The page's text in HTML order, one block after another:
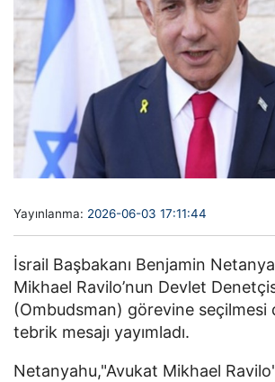
Yayınlanma: 2026-06-03 17:11:44
İsrail Başbakanı Benjamin
Mikhael Ravilo’nun Devlet
(Ombudsman) görevine seçilmesi
tebrik mesajı yayımladı.
Netanyahu,"Avukat Mikhael